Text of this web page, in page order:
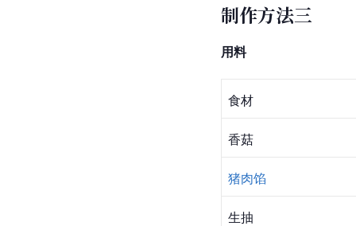
制作方法三
用料
食材
香菇
猪肉馅
生抽